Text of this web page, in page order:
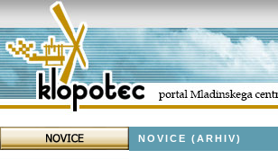
NOVICE (ARHIV)